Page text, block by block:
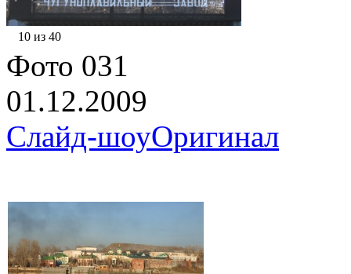
10 из 40
Фото 031
01.12.2009
Слайд-шоуОригинал